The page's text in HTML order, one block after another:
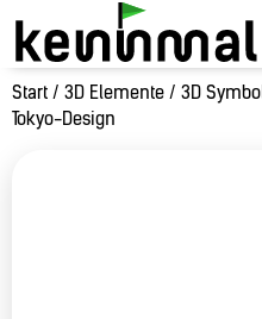
Start / 3D Elemente / 3D
Tokyo-Design